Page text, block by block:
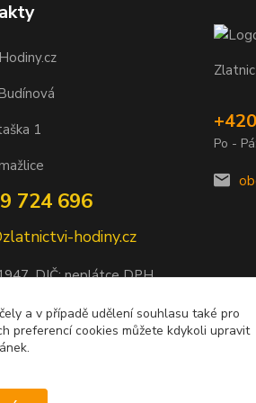
1
724 696
hodiny.cz
, DIČ: neplátce DPH
2500452838/2010
Po -
a v případě udělení souhlasu také pro
preferencí cookies můžete kdykoli upravit